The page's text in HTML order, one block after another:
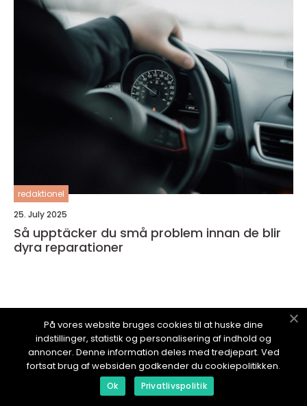
redaktionel
25. July 2025
Så upptäcker du små problem innan de blir
dyra reparationer
DINNYABIL.se
På vores website bruges cookies til at huske dine
indstillinger, statistik og personalisering af indhold og
annoncer. Denne information deles med tredjepart. Ved
fortsat brug af websiden godkender du cookiepolitikken.
Ok Privatlivspolitik